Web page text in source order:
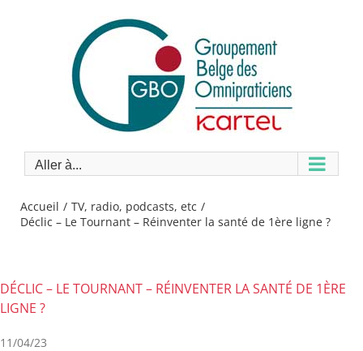
Aller à...
Accueil
TV, radio, podcasts, etc
Déclic – Le Tournant – Réinventer la santé de 1ère ligne ?
DÉCLIC – LE TOURNANT – RÉINVENTER LA SANTÉ DE 1ÈRE
LIGNE ?
11/04/23